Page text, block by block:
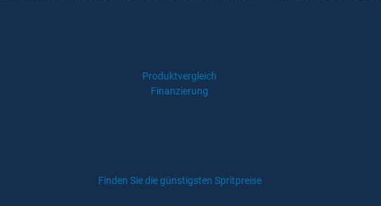
Produktvergleich
Finanzierung
Finden Sie die günstigsten Spritpreise